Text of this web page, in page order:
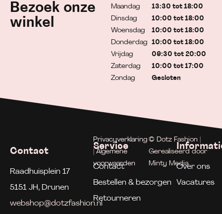
Bezoek onze
winkel
Maandag
Dinsdag
Woensdag
Donderdag
Vrijdag
Zaterdag
Zondag
13:30 tot 18:00
10:00 tot 18:00
10:00 tot 18:00
10:00 tot 18:00
09:30 tot 20:00
10:00 tot 17:00
Gesloten
Contact
Raadhuisplein 17
5151 JH, Drunen
webshop@dotzfashion.nl
Service
Contact
Bestellen & bezorgen
Retourneren
Over ons
Vacatures
Privacyverklaring
| Algemene
voorwaarden
© Dotz Fashion |
Gerealiseerd door
Minty Media